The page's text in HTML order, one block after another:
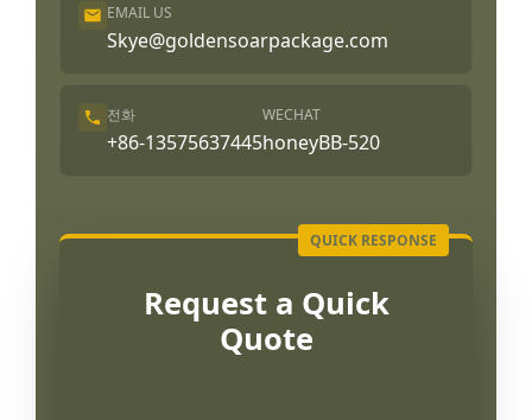
EMAIL US
Skye@goldensoarpackage.com
전화
+86-13575637445
WECHAT
honeyBB-520
Request a Quick
Quote